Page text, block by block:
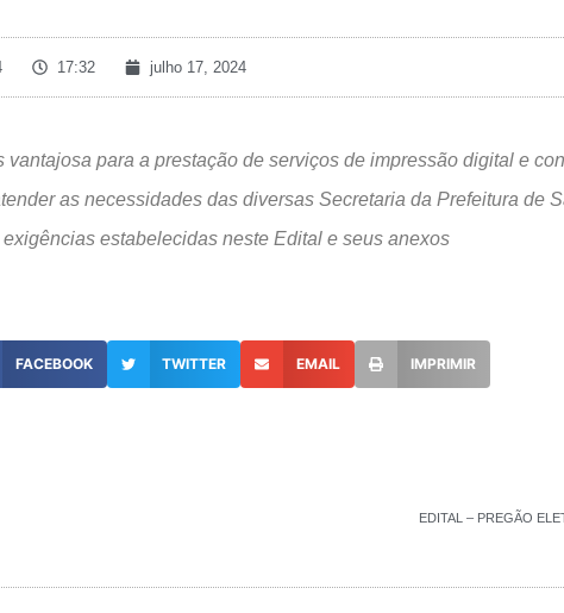
17:32 julho 17, 2024
para a prestação de serviços de impressão digital e
as necessidades das diversas Secretaria da Prefeitura de
estabelecidas neste Edital e seus anexos
FACEBOOK TWITTER EMAIL IMPRIMIR
EDITAL – PREGÃO